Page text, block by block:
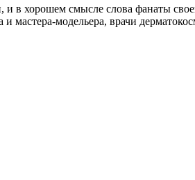
и в хорошем смысле слова фанаты
модельера, врачи